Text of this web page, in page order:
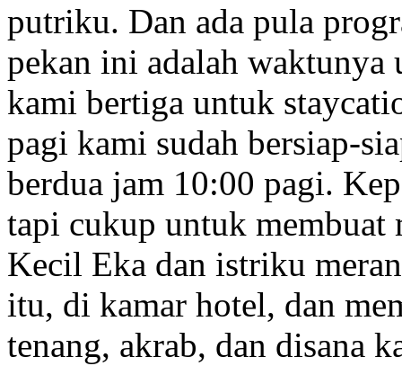
putriku. Dan ada pula
pekan ini adalah waktunya
kami bertiga untuk
pagi kami sudah bersiap-
berdua jam 10:00 pagi.
tapi cukup untuk membuat
Kecil Eka dan istriku
itu, di kamar hotel, dan
tenang, akrab, dan disana